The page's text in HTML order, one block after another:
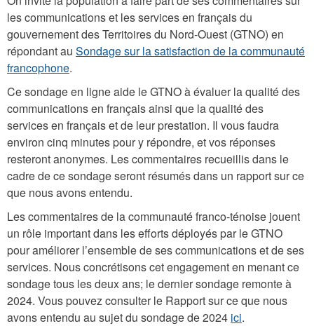
les communications et les services en français du
gouvernement des Territoires du Nord-Ouest (GTNO) en
répondant au Sondage sur la satisfaction de la communauté
francophone.
Ce sondage en ligne aide le GTNO à évaluer la qualité des
communications en français ainsi que la qualité des
services en français et de leur prestation. Il vous faudra
environ cinq minutes pour y répondre, et vos réponses
resteront anonymes. Les commentaires recueillis dans le
cadre de ce sondage seront résumés dans un rapport sur ce
que nous avons entendu.
Les commentaires de la communauté franco-ténoise jouent
un rôle important dans les efforts déployés par le GTNO
pour améliorer l’ensemble de ses communications et de ses
services. Nous concrétisons cet engagement en menant ce
sondage tous les deux ans; le dernier sondage remonte à
2024. Vous pouvez consulter le Rapport sur ce que nous
avons entendu au sujet du sondage de 2024 ici.